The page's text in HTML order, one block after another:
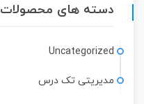
دسته های محصولات
Uncategorized
مدیریتی تک درس